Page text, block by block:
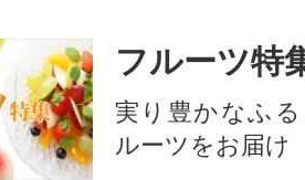
フルーツ特
実り豊かなふ
ルーツをお届け